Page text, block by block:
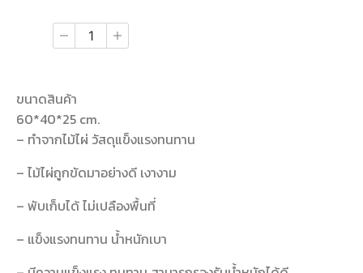
ขนาดสินค้า
60*40*25 cm.
– ทำจากไม้ไผ่ วัสดุแข็งแรงทนทาน
– ไม้ไผ่ถูกขัดมาอย่างดี เงางาม
– พับเก็บได้ ไม่เปลืองพื้นที่
– แข็งแรงทนทาน น้ำหนักเบา